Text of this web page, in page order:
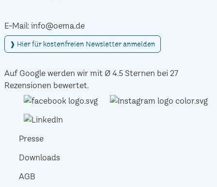
E-Mail: info@oema.de
❱ Hier für kostenfreien Newsletter anmelden
Auf Google werden wir mit Ø 4.5 Sternen bei 27
Rezensionen bewertet.
Presse
Downloads
AGB